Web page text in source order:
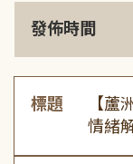
發佈時間
標題
【蘆
情緒